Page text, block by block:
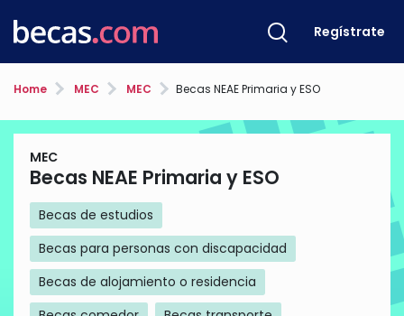
Regístrate
Home MEC MEC Becas NEAE Primaria y ESO
MEC
Becas NEAE Primaria y ESO
Becas de estudios
Becas para personas con discapacidad
Becas de alojamiento o residencia